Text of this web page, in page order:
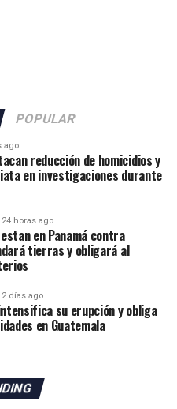
POPULAR
ago
reducción de homicidios y
en investigaciones durante
24 horas ago
en Panamá contra
tierras y obligará al
2 días ago
su erupción y obliga
en Guatemala